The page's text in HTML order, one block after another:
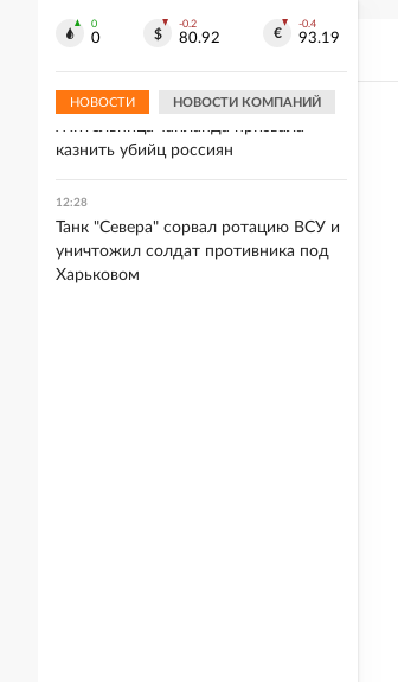
0
0
-0.2
80.92
-0.4
93.19
НОВОСТИ НОВОСТИ КОМПАНИЙ
В Башкирии троих уфимцев осудили
12:40
Жительница Таиланда призвала
казнить убийц россиян
12:28
Танк "Севера" сорвал ротацию ВСУ и
уничтожил солдат противника под
Харьковом